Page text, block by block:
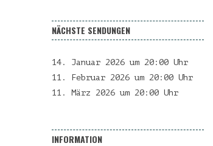
NÄCHSTE SENDUNGEN
14. Januar 2026 um 20:00 Uhr
11. Februar 2026 um 20:00 Uhr
11. März 2026 um 20:00 Uhr
INFORMATION